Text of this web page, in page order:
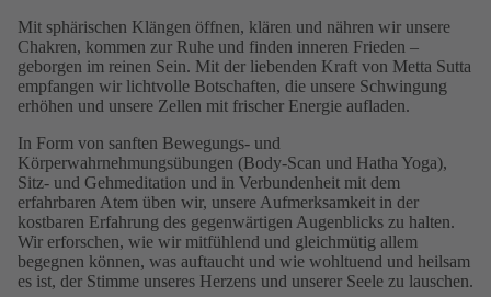
Mit sphärischen Klängen öffnen, klären und nähren wir unsere
Chakren, kommen zur Ruhe und finden inneren Frieden –
geborgen im reinen Sein. Mit der liebenden Kraft von Metta Sutta
empfangen wir lichtvolle Botschaften, die unsere Schwingung
erhöhen und unsere Zellen mit frischer Energie aufladen.
In Form von sanften Bewegungs- und
Körperwahrnehmungsübungen (Body-Scan und Hatha Yoga),
Sitz- und Gehmeditation und in Verbundenheit mit dem
erfahrbaren Atem üben wir, unsere Aufmerksamkeit in der
kostbaren Erfahrung des gegenwärtigen Augenblicks zu halten.
Wir erforschen, wie wir mitfühlend und gleichmütig allem
begegnen können, was auftaucht und wie wohltuend und heilsam
es ist, der Stimme unseres Herzens und unserer Seele zu lauschen.